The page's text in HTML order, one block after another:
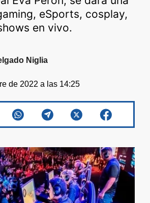
eSports, cosplay,
en vivo.
Niglia
de 2022 a las 14:25